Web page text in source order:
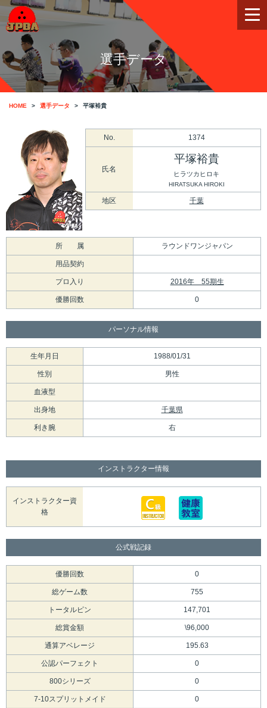
選手データ
HOME 選手データ 平塚裕貴
No. 1374
氏名
平塚裕貴
ヒラツカヒロキ
HIRATSUKA HIROKI
地区 千葉
所 属 ラウンドワンジャパン
用品契約
プロ入り 2016年 55期生
優勝回数 0
パーソナル情報
生年月日 1988/01/31
性別 男性
血液型
出身地 千葉県
利き腕 右
インストラクター情報
インストラクター資
格
公式戦記録
優勝回数 0
総ゲーム数 755
トータルピン 147,701
総賞金額 \96,000
通算アベレージ 195.63
公認パーフェクト 0
800シリーズ 0
7-10スプリットメイド 0